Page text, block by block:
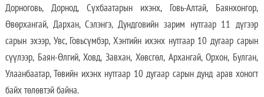
Дорноговь, Дорнод, Сүхбаатарын ихэнх, Говь-Алтай, Баянхонгор,
Өвөрхангай, Дархан, Сэлэнгэ, Дундговийн зарим нутгаар 11 дүгээр
сарын эхээр, Увс, Говьсүмбэр, Хэнтийн ихэнх нутгаар 10 дугаар сарын
cүүлээр, Баян-Өлгий, Ховд, Завхан, Хөвсгөл, Архангай, Орхон, Булган,
Улаанбаатар, Төвийн ихэнх нутгаар 10 дугаар сарын дунд арав хоногт
байх төлөвтэй байна.